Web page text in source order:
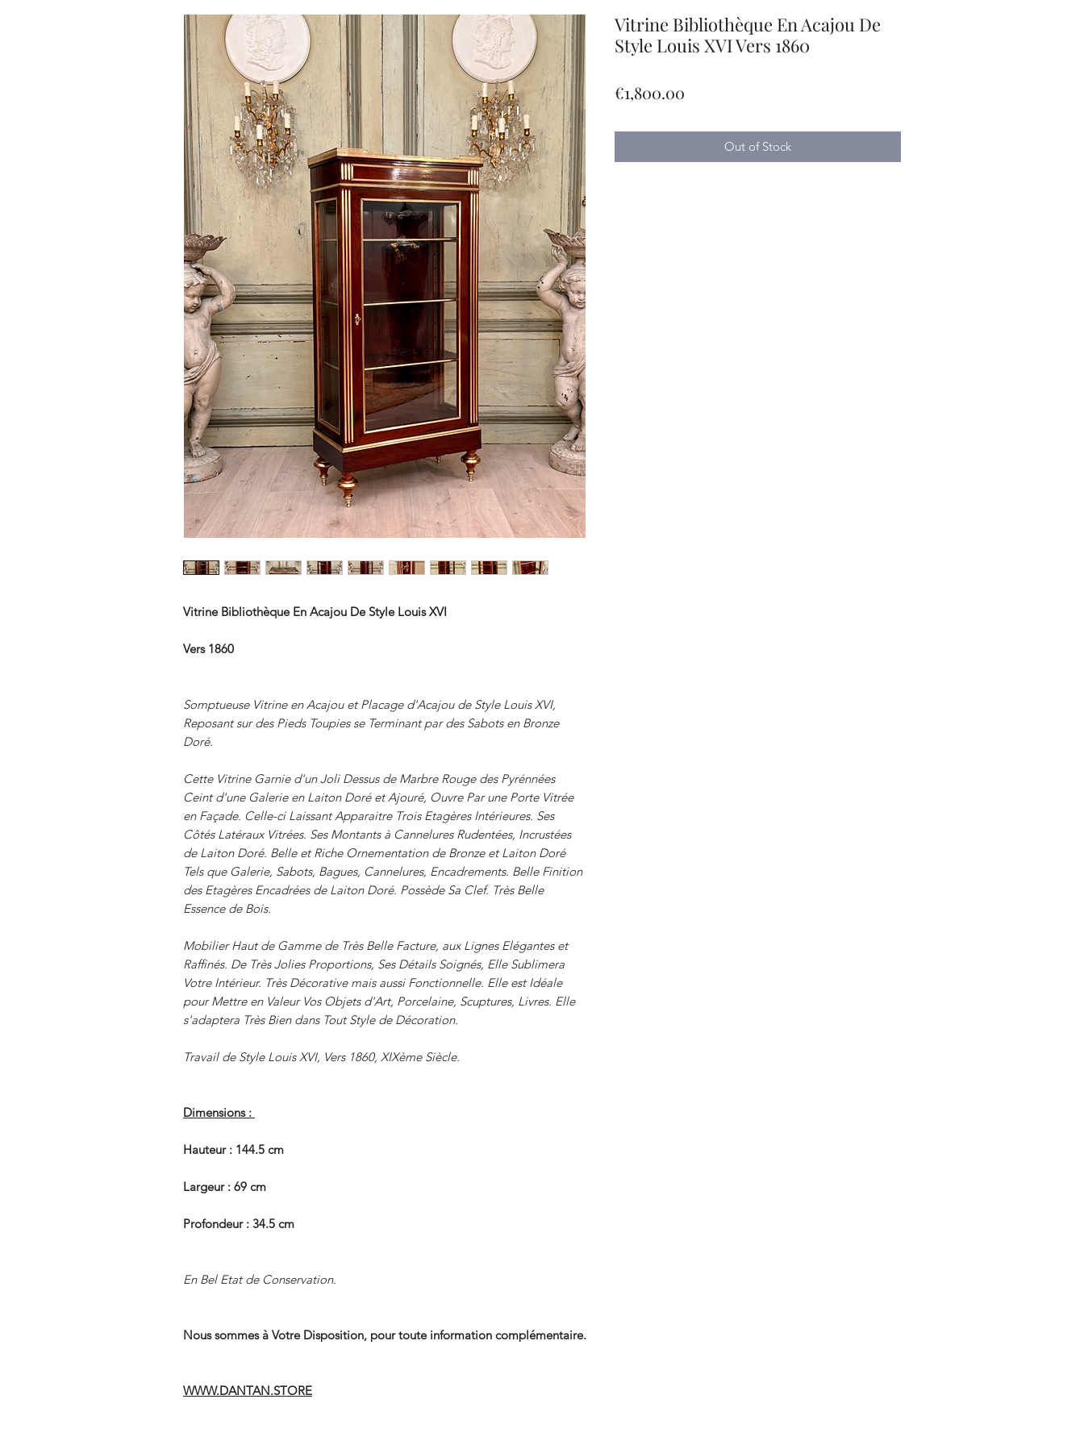
Vitrine Bibliothèque En Acajou De Style Louis XVI
Vers 1860
Somptueuse Vitrine en Acajou et Placage d'Acajou de Style Louis XVI,
Reposant sur des Pieds Toupies se Terminant par des Sabots en Bronze
Doré.
Cette Vitrine Garnie d'un Joli Dessus de Marbre Rouge des Pyrénnées
Ceint d'une Galerie en Laiton Doré et Ajouré, Ouvre Par une Porte Vitrée
en Façade. Celle-ci Laissant Apparaitre Trois Etagères Intérieures. Ses
Côtés Latéraux Vitrées. Ses Montants à Cannelures Rudentées, Incrustées
de Laiton Doré. Belle et Riche Ornementation de Bronze et Laiton Doré
Tels que Galerie, Sabots, Bagues, Cannelures, Encadrements. Belle Finition
des Etagères Encadrées de Laiton Doré. Possède Sa Clef. Très Belle
Essence de Bois.
Mobilier Haut de Gamme de Très Belle Facture, aux Lignes Elégantes et
Raffinés. De Très Jolies Proportions, Ses Détails Soignés, Elle Sublimera
Votre Intérieur. Très Décorative mais aussi Fonctionnelle. Elle est Idéale
pour Mettre en Valeur Vos Objets d'Art, Porcelaine, Scuptures, Livres. Elle
s'adaptera Très Bien dans Tout Style de Décoration.
Travail de Style Louis XVI, Vers 1860, XIXème Siècle.
Dimensions :
Hauteur : 144.5 cm
Largeur : 69 cm
Profondeur : 34.5 cm
En Bel Etat de Conservation.
Nous sommes à Votre Disposition, pour toute information complémentaire.
WWW.DANTAN.STORE
Vitrine Bibliothèque En Acajou De
Style Louis XVI Vers 1860
€1,800.00
Out of Stock